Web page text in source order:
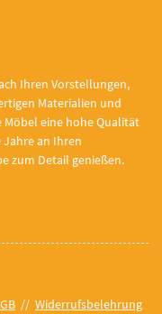
Ihren Vorstellungen,
Materialien und
eine hohe Qualität
Jahre an Ihren
zum Detail genießen.
// Widerrufsbelehrung